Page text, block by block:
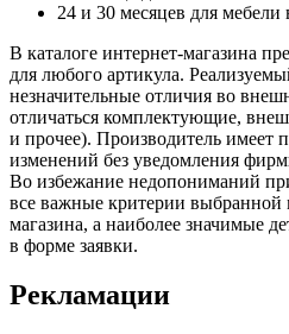
24 и 30 месяцев для мебели
В каталоге интернет-магазина
для любого артикула.
незначительные отличия во
отличаться комплектующие,
и прочее). Производитель имеет
изменений без уведомления
Во избежание недопониманий
все важные критерии выбранной
магазина, а наиболее значимые
в форме заявки.
Рекламации